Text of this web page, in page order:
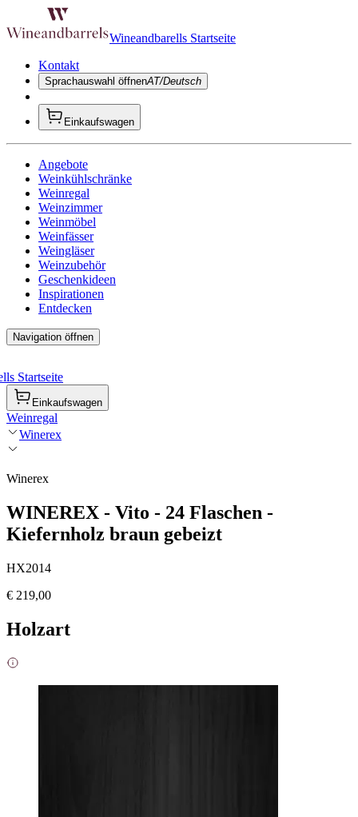
Wineandbarells Startseite
Kontakt
Sprachauswahl öffnenAT/Deutsch
Einkaufswagen
Angebote
Weinkühlschränke
Weinregal
Weinzimmer
Weinmöbel
Weinfässer
Weingläser
Weinzubehör
Geschenkideen
Inspirationen
Entdecken
Navigation öffnen
Startseite
Einkaufswagen
Weinregal
Winerex
Winerex
WINEREX - Vito - 24 Flaschen -
Kiefernholz braun gebeizt
HX2014
€ 219,00
Holzart